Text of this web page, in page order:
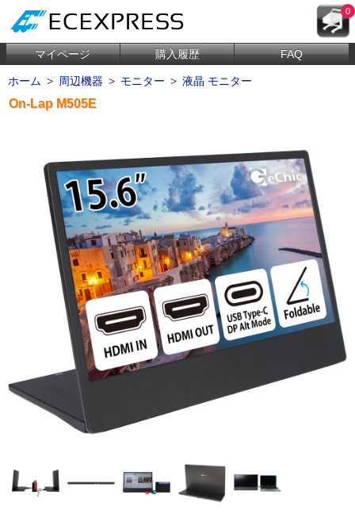
0
マイページ 購入履歴 FAQ
ホーム > 周辺機器 > モニター > 液晶 モニター
On-Lap M505E